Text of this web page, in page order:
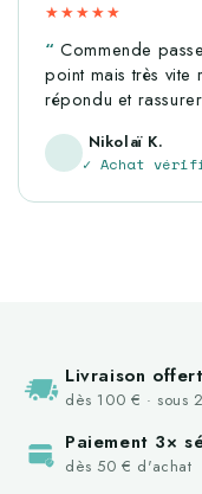
★★★★★
Commende
point mais très vite
répondu et
Nikolaï K.
✓ Achat
Livraison
dès 100 € · sous
Paiement 3×
dès 50 € d'achat